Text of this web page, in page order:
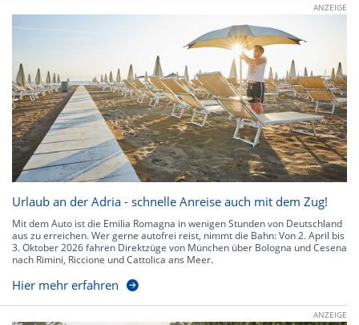
ANZEIGE
Urlaub an der Adria - schnelle Anreise auch mit dem Zug!
Mit dem Auto ist die Emilia Romagna in wenigen Stunden von Deutschland
aus zu erreichen. Wer gerne autofrei reist, nimmt die Bahn: Von 2. April bis
3. Oktober 2026 fahren Direktzüge von München über Bologna und Cesena
nach Rimini, Riccione und Cattolica ans Meer.
Hier mehr erfahren
ANZEIGE